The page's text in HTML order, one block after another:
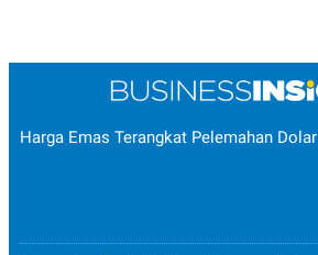
Harga Emas Terangkat Pelemahan Dolar